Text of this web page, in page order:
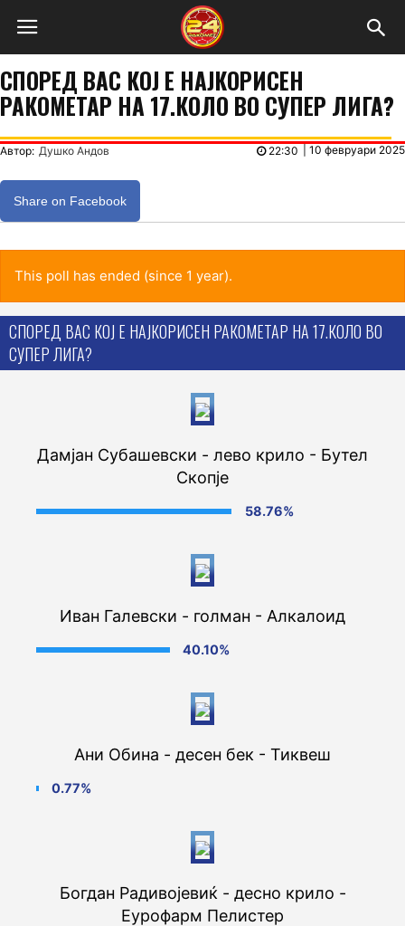
СПОРЕД ВАС КОЈ Е НАЈКОРИСЕН
РАКОМЕТАР НА 17.КОЛО ВО СУПЕР ЛИГА?
Автор: Душко Андов 10 февруари 2025
22:30
Share on Facebook
This poll has ended (since 1 year).
СПОРЕД ВАС КОЈ Е НАЈКОРИСЕН РАКОМЕТАР НА 17.КОЛО ВО
СУПЕР ЛИГА?
Дамјан Субашевски - лево крило - Бутел
Скопје
58.76%
Иван Галевски - голман - Алкалоид
40.10%
Ани Обина - десен бек - Тиквеш
0.77%
Богдан Радивојевиќ - десно крило -
Еурофарм Пелистер